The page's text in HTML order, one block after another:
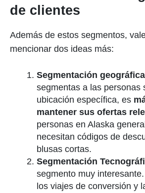
de clientes
Además de estos segmentos,
mencionar dos ideas más:
Segmentación geográfica
segmentas a las personas
ubicación específica, es
mantener sus ofertas
personas en Alaska
necesitan códigos de
blusas cortas.
Segmentación
segmento muy
los viajes de conversión y